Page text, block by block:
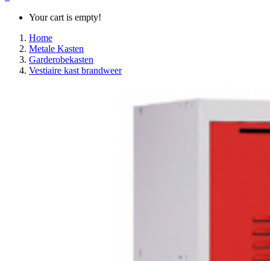
Your cart is empty!
Home
Metale Kasten
Garderobekasten
Vestiaire kast brandweer